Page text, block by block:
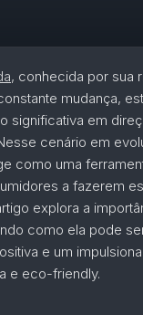
, conhecida por sua
mudança,
significativa em
cenário em
como uma
a fazerem
explora a
como ela pode
e um
e eco-friendly.